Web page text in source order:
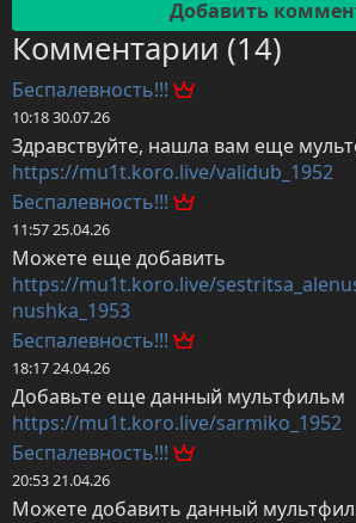
Комментарии (14)
Беспалевность!!!
10:18 30.07.26
https://mu1t.koro.live/validub_1952
Беспалевность!!!
11:57 25.04.26
https://mu1t.koro.live/
nushka_1953
Беспалевность!!!
18:17 24.04.26
https://mu1t.koro.live/sarmiko_1952
Беспалевность!!!
20:53 21.04.26
Можете добавить данный